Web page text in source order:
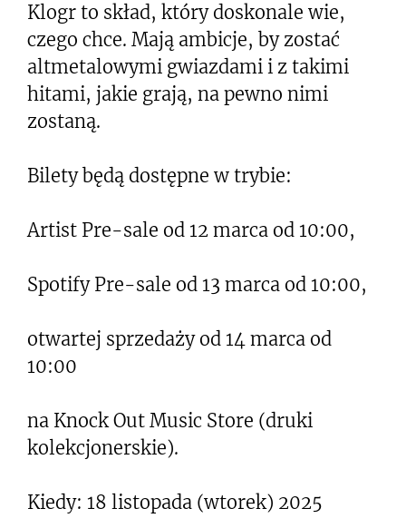
Klogr to skład, który doskonale wie,
czego chce. Mają ambicje, by zostać
altmetalowymi gwiazdami i z takimi
hitami, jakie grają, na pewno nimi
zostaną.
Bilety będą dostępne w trybie:
Artist Pre-sale od 12 marca od 10:00,
Spotify Pre-sale od 13 marca od 10:00,
otwartej sprzedaży od 14 marca od
10:00
na Knock Out Music Store (druki
kolekcjonerskie).
Kiedy: 18 listopada (wtorek) 2025